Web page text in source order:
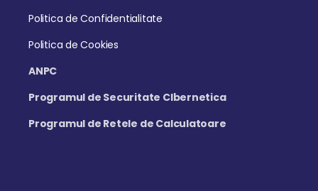
Politica de Confidentialitate
Politica de Cookies
ANPC
Programul de Securitate CIbernetica
Programul de Retele de Calculatoare